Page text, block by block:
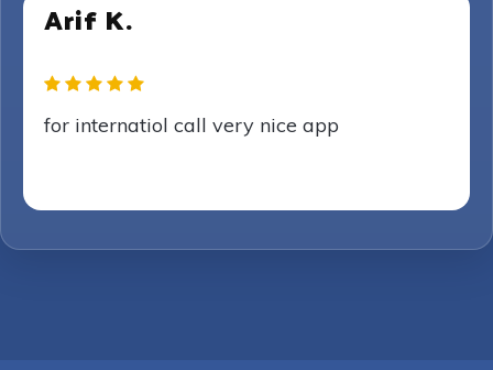
Arif K.
for internatiol call very nice app